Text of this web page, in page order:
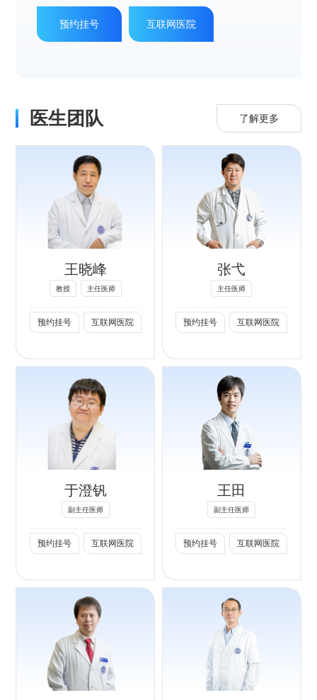
治术、下腔静脉癌栓取栓术、保留
肾单位肾肿瘤剜除术、肾盂输尿管
术、各种路径的前列腺癌根治术、
术后尿控好，保留性功能。擅长对
泌尿系结石治疗方法选择和综合治
疗，避免过度治疗和减少手术并发
症。多年来的过万例手术临床实战
经历，积累了丰富的临床经验。是
我国泌尿外科领域开放性手术、腹
腔镜和内腔镜手术、机器人手术均
熟练掌握，全面发展，综合实力最
强的泌尿外科专家之一。尤其对泌
尿系肿瘤保器官手术、复杂的尿道
狭窄、尿道直肠瘘和膀胱阴道瘘的
治疗有其独特的临床思维决策方法
和技术技巧。男科学方面，善于正
确诊断勃起功能障碍的原因，对因
治疗，避免盲目治疗和过度治疗。
对男性或女性尿失禁的诊治也具备
独到的见解和方法。
委、北京医学会泌尿外科学分会委
员、北京中西医结合男科学会委
职，发表学术论文70余篇，主持多
士/博士研究生10余名。
预约挂号 互联网医院
医生团队 了解更多
王晓峰
教授 主任医师
预约挂号 互联网医院
张弋
主任医师
预约挂号 互联网医院
专长：
泌尿擅长：复杂的
肾结石、输尿管结
石、膀胱结石；前
列腺癌、肾癌、膀
胱癌；前列腺增
排尿功能障碍；复
男科擅长：勃起功
能障碍、前列腺
炎、男性生殖和阴
茎阴囊疾病等。
社会任职：
中华医学会泌尿外
科学分会第一届青
年委员
科学分会国际交流
北京医学会泌尿外
科学分会第十届委
员
北京泌尿外科学分
会结石学组委员
于澄钒
副主任医师
预约挂号 互联网医院
王田
副主任医师
预约挂号 互联网医院
专长：
1.擅长泌尿系肿瘤
（包括前列腺癌、
膀胱癌、肾癌、肾
盂癌、输尿管癌
等）的诊断和微创
（机器人，腹腔镜
等）手术治疗，独
系肿瘤微创手术，
包括诸多肿瘤病情
复杂及严重合并症
的患者，尤其擅长
前列腺癌保神经手
术，肾癌保肾手
术/部分切除术，
专长：
1、 疑难复杂泌尿
系统肿瘤、结石
（包括前列腺癌、